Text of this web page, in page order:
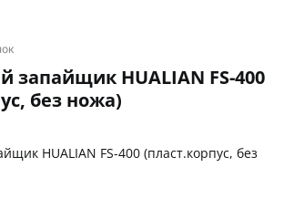
запайщик HUALIAN FS-400
без ножа)
HUALIAN FS-400 (пласт.корпус, без